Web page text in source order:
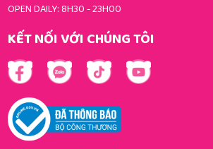
OPEN DAILY: 8H30 - 23H00
KẾT NỐI VỚI CHÚNG TÔI